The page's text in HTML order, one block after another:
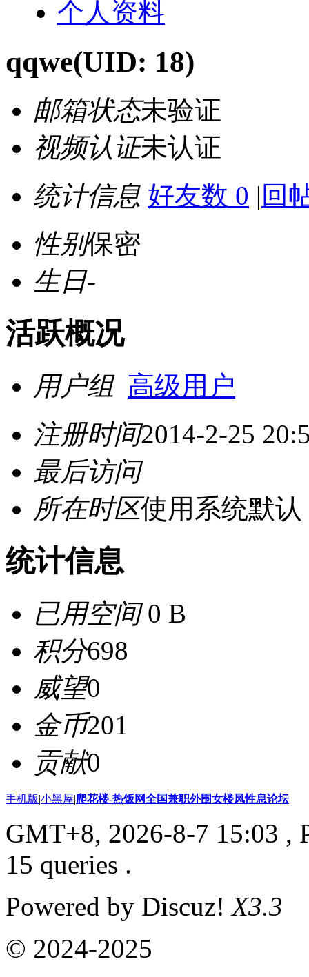
个人资料
qqwe(UID: 18)
邮箱状态未验证
视频认证未认证
统计信息 好友数 0 | 回
性别保密
生日-
活跃概况
用户组 高级用户
注册时间2014-2-25
最后访问
所在时区使用系统默认
统计信息
已用空间0 B
积分698
威望0
金币201
贡献0
手机版|小黑屋|爬花楼-热饭网全国兼职外围女楼凤性息论坛
GMT+8, 2026-8-7 15:03 ,
15 queries .
Powered by Discuz!X3.3
© 2024-2025